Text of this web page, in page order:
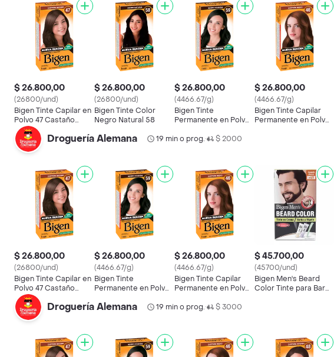
$ 26.800,00
(26800/und)
Bigen Tinte Capilar en
Polvo 47 Castaño
Oscuro
$ 26.800,00
(26800/und)
Bigen Tinte Color
Negro Natural 58
$ 26.800,00
(4466.67/g)
Bigen Tinte
Permanente en Polvo
59
$ 26.800,00
(4466.67/g)
Bigen Tinte Capilar
Permanente en Polvo
Droguería Alemana 19 min o prog.• $ 2000
$ 26.800,00
(26800/und)
Bigen Tinte Capilar en
Polvo 47 Castaño
Oscuro
$ 26.800,00
(4466.67/g)
Bigen Tinte
Permanente en Polvo
59
$ 26.800,00
(4466.67/g)
Bigen Tinte Capilar
Permanente en Polvo
46
$ 45.700,00
(45700/und)
Bigen Men's Beard
Color Tinte para Barba
Droguería Alemana 19 min o prog.• $ 3000